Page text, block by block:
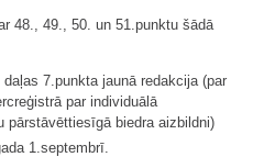
48., 49., 50. un 51.punktu šādā
7.punkta jaunā redakcija (par
par individuālā
pārstāvēttiesīgā biedra aizbildni)
1.septembrī.